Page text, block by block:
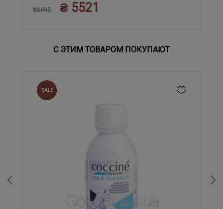
₴6495 ₴ 5521
С ЭТИМ ТОВАРОМ ПОКУПАЮТ
SALE